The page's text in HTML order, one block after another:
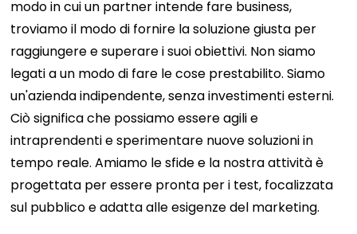
modo in cui un partner intende fare business,
troviamo il modo di fornire la soluzione giusta per
raggiungere e superare i suoi obiettivi. Non siamo
legati a un modo di fare le cose prestabilito. Siamo
un'azienda indipendente, senza investimenti esterni.
Ciò significa che possiamo essere agili e
intraprendenti e sperimentare nuove soluzioni in
tempo reale. Amiamo le sfide e la nostra attività è
progettata per essere pronta per i test, focalizzata
sul pubblico e adatta alle esigenze del marketing.